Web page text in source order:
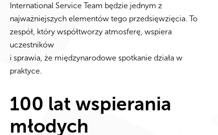
International Service Team będzie jednym z
najważniejszych elementów tego przedsięwzięcia. To
zespół, który współtworzy atmosferę, wspiera
uczestników
i sprawia, że międzynarodowe spotkanie działa w
praktyce.
100 lat wspierania
młodych